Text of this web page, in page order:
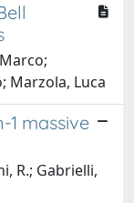
Marzola, Luca
massive
R.; Gabrielli,